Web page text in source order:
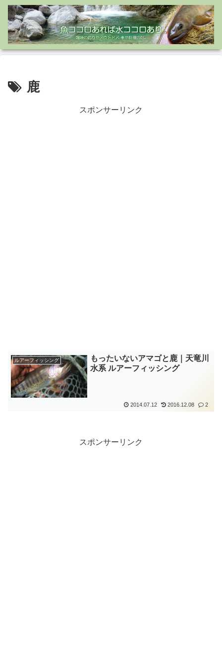
鹿
スポンサーリンク
ルアーフィッシング
もったいないアマゴと鹿｜天竜川
水系 ルアーフィッシング
2014.07.12 2016.12.08 2
スポンサーリンク